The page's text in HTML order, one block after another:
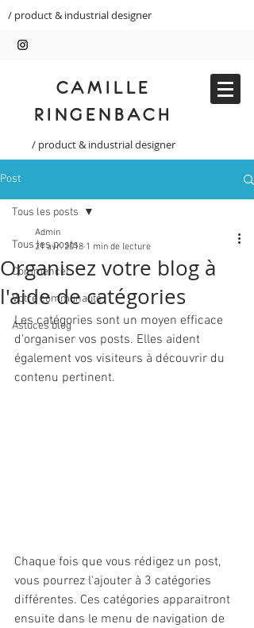
/ product & industrial designer
CAMILLE
RINGENBACH
/ product & industrial designer
Post
Tous les posts
Commencer
Votre communauté
Astuces blog
Tous les posts
Organisez votre blog à
l'aide de catégories
Admin
21 avr. 2018 1 min de lecture
Les catégories sont un moyen efficace
d'organiser vos posts. Elles aident
également vos visiteurs à découvrir du
contenu pertinent.
Chaque fois que vous rédigez un post,
vous pourrez l'ajouter à 3 catégories
différentes. Ces catégories apparaitront
ensuite dans le menu de navigation de